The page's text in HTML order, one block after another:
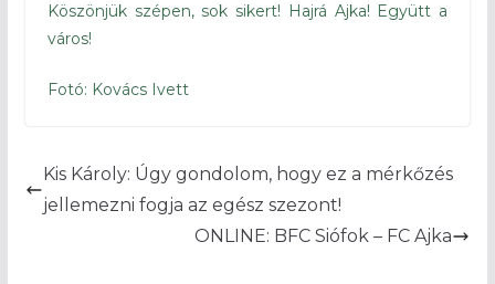
Köszönjük szépen, sok sikert! Hajrá Ajka! Együtt a
város!
Fotó: Kovács Ivett
Kis Károly: Úgy gondolom, hogy ez a mérkőzés
jellemezni fogja az egész szezont!
ONLINE: BFC Siófok – FC Ajka